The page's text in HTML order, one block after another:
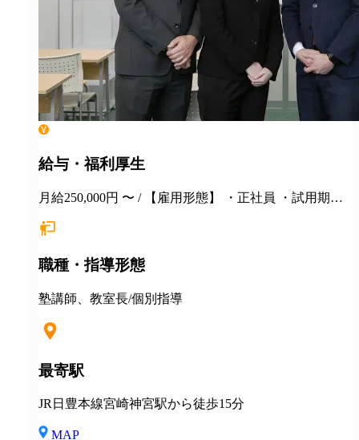
給与・福利厚生
月給250,000円 〜 / 【雇用形態】 ・正社員 ・試用期間6
経験・年齢等を考慮し、決定いたします。面接時にぜ
400万円（賞与、各種手当込み） ※上記は固定残業代
は、給与規定に基づき計算。 ※固定残業代は残業がな
室長の給与平均：月給33.1万円（2025年実績） ◆賞与
災・健康・厚生年金） ◆社宅制度 （規定あり） ◆交
通費全額支給（規定あり） ◆社内表彰制度 ◆退職金制
度 ◆再雇用制度 ◆産前産後休暇 ◆育児・介護休業制
◆保養施設利用可 など
職種・指導形態
塾講師、教室長/個別指導
最寄駅
JR日豊本線宮崎神宮駅から徒歩15分
MAP